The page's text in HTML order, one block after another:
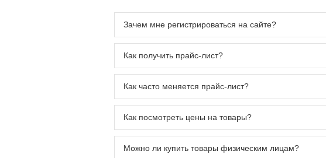
Зачем мне регистрироваться на сайте?
Как получить прайс-лист?
Как часто меняется прайс-лист?
Как посмотреть цены на товары?
Можно ли купить товары физическим лицам?